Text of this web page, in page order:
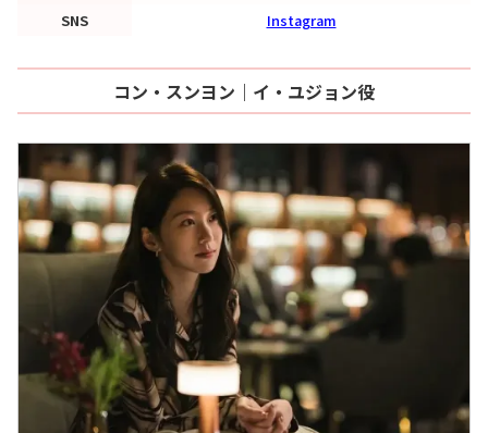
SNS Instagram
コン・スンヨン｜イ・ユジョン役